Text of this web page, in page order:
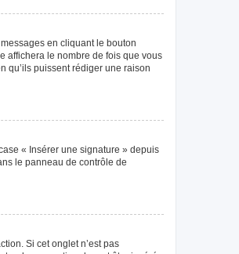
en cliquant le bouton
affichera le nombre de fois que vous
qu’ils puissent rédiger une raison
« Insérer une signature » depuis
le panneau de contrôle de
Si cet onglet n’est pas